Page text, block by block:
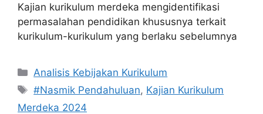
Kajian kurikulum merdeka mengidentifikasi
permasalahan pendidikan khususnya terkait
kurikulum-kurikulum yang berlaku sebelumnya
Kategori
Analisis Kebijakan Kurikulum
Tag
#Nasmik Pendahuluan, Kajian Kurikulum
Merdeka 2024